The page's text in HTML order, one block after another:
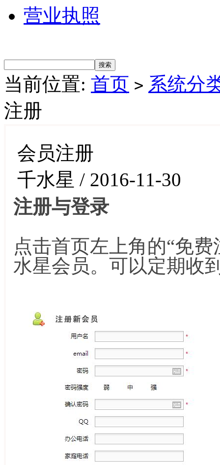
营业执照
当前位置: 首页 > 系统分
注册
会员注册
千水星 / 2016-11-30
注册与登录
点击首页左上角的“免
水星会员。可以定期收